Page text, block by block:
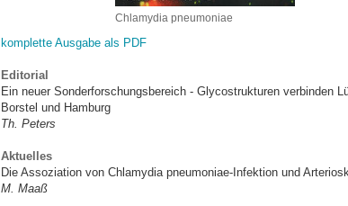
Chlamydia pneumoniae
komplette Ausgabe als PDF
Editorial
Ein neuer Sonderforschungsbereich - Glycostrukturen verbinden
Borstel und Hamburg
Th. Peters
Aktuelles
Die Assoziation von Chlamydia pneumoniae-Infektion und
M. Maaß